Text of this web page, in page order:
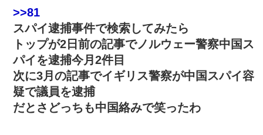
>>81
スパイ逮捕事件で検索してみたら
トップが2日前の記事でノルウェー警察中国ス
パイを逮捕今月2件目
次に3月の記事でイギリス警察が中国スパイ容
疑で議員を逮捕
だとさどっちも中国絡みで笑ったわ